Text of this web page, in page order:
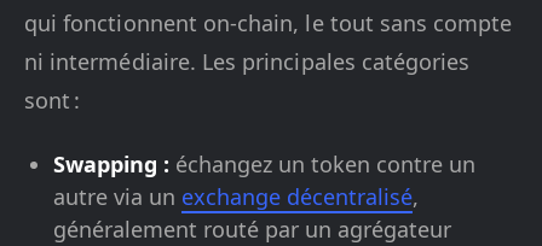
qui fonctionnent on-chain, le tout sans compte
ni intermédiaire. Les principales catégories
sont :
Swapping : échangez un token contre un
autre via un exchange décentralisé,
généralement routé par un agrégateur